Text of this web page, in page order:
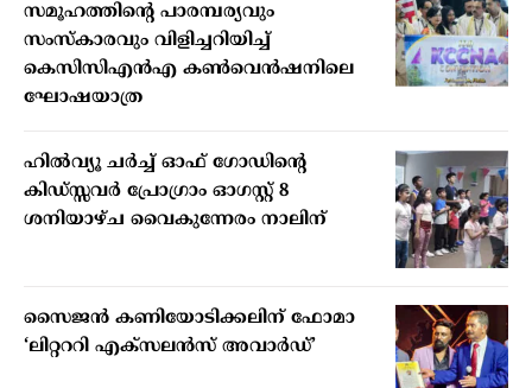
സമൂഹത്തിന്റെ പാരമ്പര്യവും
സംസ്‌കാരവും വിളിച്ചറിയിച്ച്
കെസിസിഎന്‍എ കണ്‍വെന്‍ഷനിലെ
ഘോഷയാത്ര
ഹില്‍വ്യൂ ചര്‍ച്ച് ഓഫ് ഗോഡിന്റെ
കിഡ്സ്സവര്‍ പ്രോഗ്രാം ഓഗസ്റ്റ് 8
ശനിയാഴ്ച വൈകുന്നേരം നാലിന്
സൈജന്‍ കണിയോടിക്കലിന് ഫോമാ
‘ലിറ്റററി എക്‌സലന്‍സ് അവാര്‍ഡ്’